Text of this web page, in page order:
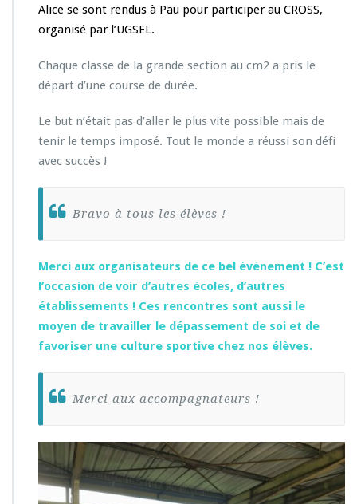
R
S
E
L
Alice se sont rendus à Pau pour participer au CROSS,
organisé par l’UGSEL.
Chaque classe de la grande section au cm2 a pris le
départ d’une course de durée.
Le but n’était pas d’aller le plus vite possible mais de
tenir le temps imposé. Tout le monde a réussi son défi
avec succès !
Bravo à tous les élèves !
Merci aux organisateurs de ce bel événement ! C’est
l’occasion de voir d’autres écoles, d’autres
établissements ! Ces rencontres sont aussi le
moyen de travailler le dépassement de soi et de
favoriser une culture sportive chez nos élèves.
Merci aux accompagnateurs !